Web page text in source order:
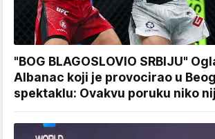
"BOG BLAGOSLOVIO SRBIJU"
Albanac koji je provocirao u
spektaklu: Ovakvu poruku niko